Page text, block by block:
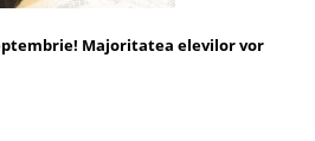
Majoritatea elevilor vor